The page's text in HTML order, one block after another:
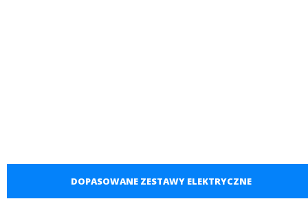
DOPASOWANE ZESTAWY ELEKTRYCZNE